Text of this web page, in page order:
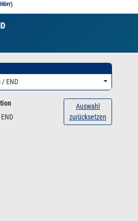
/ END
Auswahl
zurücksetzen